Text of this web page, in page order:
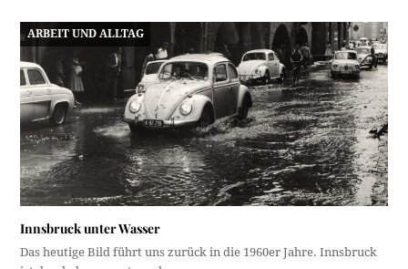
ARBEIT UND ALLTAG
Innsbruck unter Wasser
Das heutige Bild führt uns zurück in die 1960er Jahre. Innsbruck